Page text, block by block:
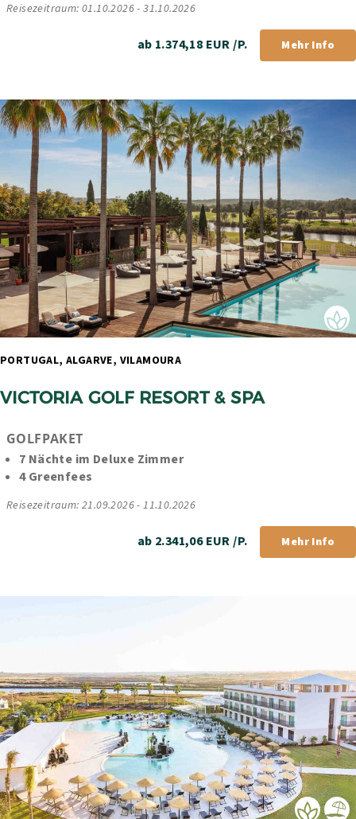
Reisezeitraum: 01.10.2026 - 31.10.2026
ab 1.374,18 EUR /P. Mehr Info
VICTORIA GOLF RESORT & SPA
GOLFPAKET
7 Nächte im Deluxe Zimmer
4 Greenfees
Reisezeitraum: 21.09.2026 - 11.10.2026
ab 2.341,06 EUR /P. Mehr Info